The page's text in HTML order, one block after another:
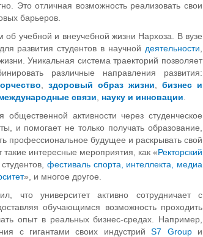
Это отличная возможность реализовать свои
барьеров.
об учебной и внеучебной жизни Нархоза. В вузе
развития студентов в научной деятельности
Уникальная система траекторий позволяет
различные направления развития:
здоровый образ жизни
бизнес и
связи науку и инновации
активности через студенческое
и помогает не только получать образование,
профессиональное будущее и раскрывать свой
интересные мероприятия, как «Ректорский
студентов, фестиваль спорта, интеллекта, медиа
», и многое другое.
что университет активно сотрудничает с
обучающимся возможность проходить
опыт в реальных бизнес-средах. Например,
c гигантами своих индустрийS7 Groupи